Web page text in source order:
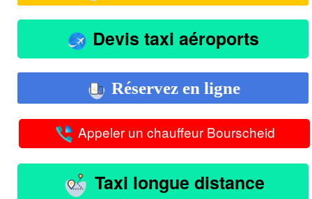
Devis taxi aéroports
Réservez en ligne
Appeler un chauffeur Bourscheid
Taxi longue distance